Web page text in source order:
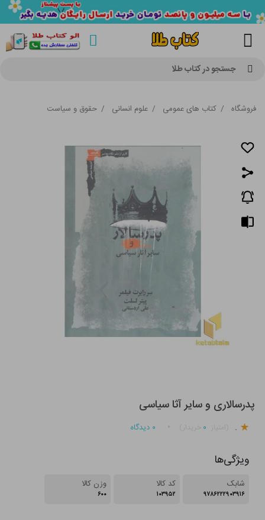
جستجو در کتاب طلا
فروشگاه / کتاب های عمومی / علوم انسانی / حقوق و سیاست
پدرسالاری و سایر آثا سیاسی
. ۰ ۰ دیدگاه
ویژگی‌ها
شابک
۹۷۸۶۲۲۲۹۰۳۹۱۶
کد کالا
۱۰۳۹۵۲
وزن کالا
۶۰۰